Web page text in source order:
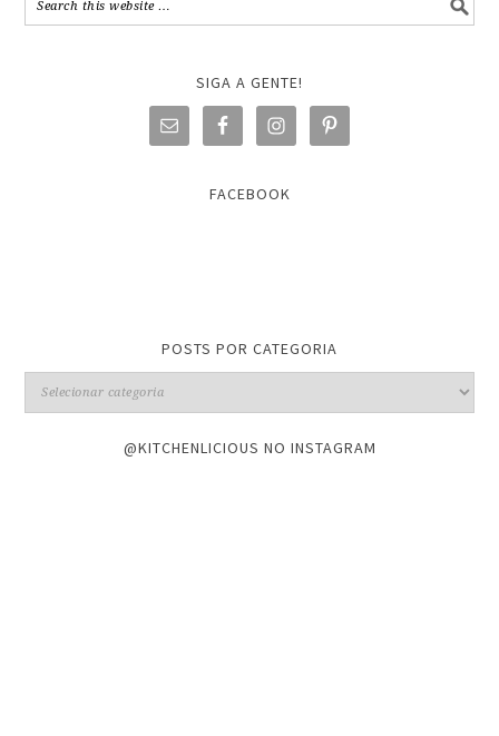
SIGA A GENTE!
FACEBOOK
POSTS POR CATEGORIA
@KITCHENLICIOUS NO INSTAGRAM